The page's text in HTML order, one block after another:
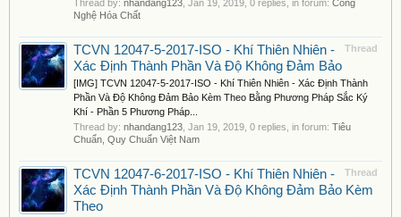
Thread by: nhandang123 Jan 19, 2019 , 0 replies, in forum: Công
Nghệ Hóa Chất
Thread
TCVN 12047-5-2017-ISO - Khí Thiên Nhiên -
Xác Định Thành Phần Và Độ Không Đảm Bảo
[IMG] TCVN 12047-5-2017-ISO - Khí Thiên Nhiên - Xác Định Thành
Phần Và Độ Không Đảm Bảo Kèm Theo Bằng Phương Pháp Sắc Ký
Khí - Phần 5 Phương Pháp...
Thread by: nhandang123 Jan 19, 2019 , 0 replies, in forum: Tiêu
Chuẩn, Quy Chuẩn Việt Nam
Thread
TCVN 12047-6-2017-ISO - Khí Thiên Nhiên -
Xác Định Thành Phần Và Độ Không Đảm Bảo Kèm
Theo